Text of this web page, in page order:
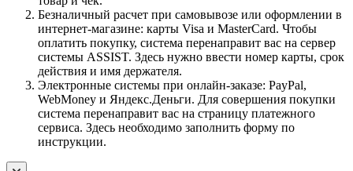
Безналичный расчет при самовывозе или оформлении в
интернет-магазине: карты Visa и MasterCard. Чтобы
оплатить покупку, система перенаправит вас на сервер
системы ASSIST. Здесь нужно ввести номер карты, срок
действия и имя держателя.
Электронные системы при онлайн-заказе: PayPal,
WebMoney и Яндекс.Деньги. Для совершения покупки
система перенаправит вас на страницу платежного
сервиса. Здесь необходимо заполнить форму по
инструкции.